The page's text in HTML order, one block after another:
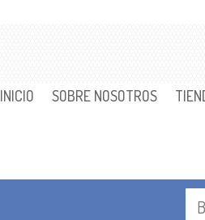
INICIO SOBRE NOSOTROS